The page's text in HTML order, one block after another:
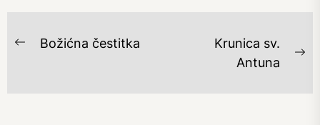
NAVIGACIJA
Previous
Božićna čestitka
Krunica sv.
Antuna